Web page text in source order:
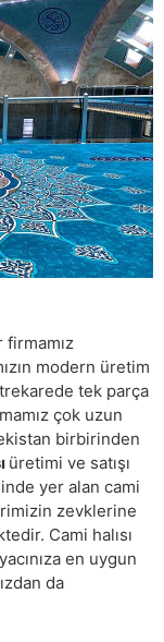
firmamız
modern üretim
tek parça
çok uzun
birbirinden
üretimi ve satışı
yer alan cami
zevklerine
Cami halısı
en uygun
da